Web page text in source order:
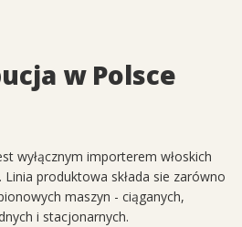
w Polsce
wyłącznym importerem włoskich
produktowa składa sie zarówno
maszyn - ciąganych,
i stacjonarnych.